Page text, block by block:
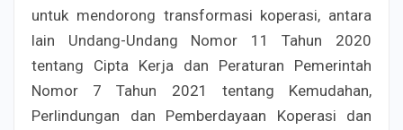
untuk mendorong transformasi koperasi, antara
lain Undang-Undang Nomor 11 Tahun 2020
tentang Cipta Kerja dan Peraturan Pemerintah
Nomor 7 Tahun 2021 tentang Kemudahan,
Perlindungan dan Pemberdayaan Koperasi dan